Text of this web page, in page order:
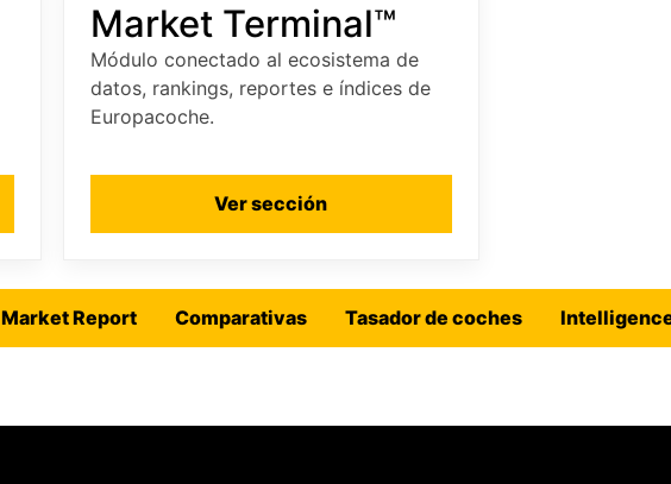
Market Terminal™
Módulo conectado al ecosistema de
datos, rankings, reportes e índices de
Europacoche.
Ver sección
Market Report Comparativas Tasador de coches